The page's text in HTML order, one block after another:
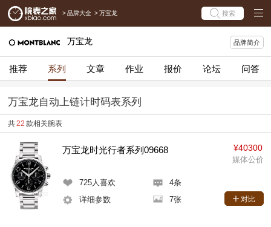
> 品牌大全 > 万宝龙 搜索
万宝龙 品牌简介
推荐 系列 文章 作业 报价 论坛 问答
万宝龙自动上链计时码表系列
共22 款相关腕表
万宝龙时光行者系列09668
725人喜欢
4条
详细参数
7张
¥40300
媒体公价
对比